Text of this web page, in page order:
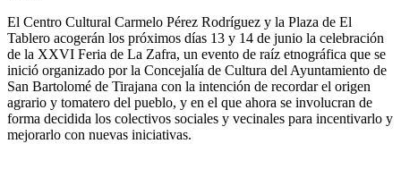
El Centro Cultural Carmelo Pérez Rodríguez y la Plaza de El
Tablero acogerán los próximos días 13 y 14 de junio la celebración
de la XXVI Feria de La Zafra, un evento de raíz etnográfica que se
inició organizado por la Concejalía de Cultura del Ayuntamiento de
San Bartolomé de Tirajana con la intención de recordar el origen
agrario y tomatero del pueblo, y en el que ahora se involucran de
forma decidida los colectivos sociales y vecinales para incentivarlo y
mejorarlo con nuevas iniciativas.